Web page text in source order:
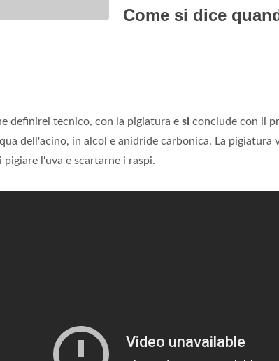
Come si dice
definirei tecnico, con la pigiatura e si conclude con il
dell'acino, in alcol e anidride carbonica. La pigiatura
l'uva e scartarne i raspi.